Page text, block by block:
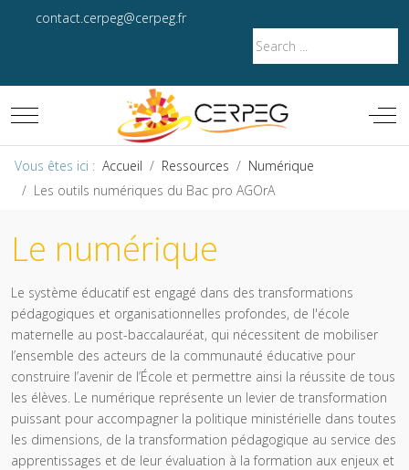
contact.cerpeg@cerpeg.fr
Mobile Menu Toggle Off-
Vous êtes ici : Accueil Ressources
Numérique
Les outils numériques du Bac pro AGOrA
Le numérique
Le système éducatif est engagé dans des transformations
pédagogiques et organisationnelles profondes, de l'école
maternelle au post-baccalauréat, qui nécessitent de mobiliser
l’ensemble des acteurs de la communauté éducative pour
construire l’avenir de l’École et permettre ainsi la réussite de tous
les élèves. Le numérique représente un levier de transformation
puissant pour accompagner la politique ministérielle dans toutes
les dimensions, de la transformation pédagogique au service des
apprentissages et de leur évaluation à la formation aux enjeux et